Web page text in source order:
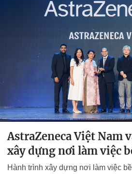
AstraZeneca Việt Nam
xây dựng nơi làm việc
Hành trình xây dựng nơi làm việc